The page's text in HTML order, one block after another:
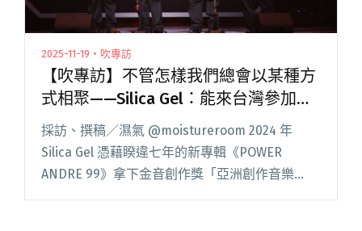
2025-11-19・吹專訪
【吹專訪】不管怎樣我們總會以某種⽅
式相聚——Silica Gel：能來台灣參加金
音頒獎典禮，對我們來說是非常榮耀的
時刻。
採訪、撰稿／濕氣 @moistureroom 2024 年
Silica Gel 憑藉睽違七年的新專輯《POWER
ANDRE 99》拿下金音創作獎「亞洲創作音樂
獎」，卻因行程安排未能親領。今年，他們帶著